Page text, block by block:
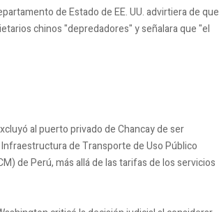
de Estado de EE. UU. advirtiera de que
chinos "depredadores" y señalara que "el
al puerto privado de Chancay de ser
de Transporte de Uso Público
de Perú, más allá de las tarifas de los servicios